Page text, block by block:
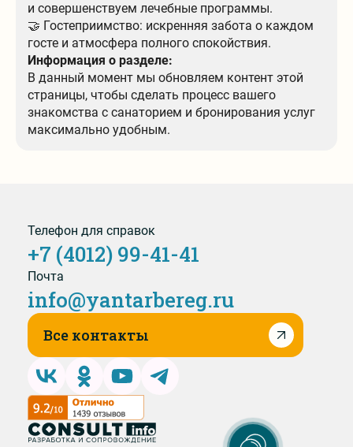
и совершенствуем лечебные программы.
🤝 Гостеприимство: искренняя забота о каждом
госте и атмосфера полного спокойствия.
Информация о разделе:
В данный момент мы обновляем контент этой
страницы, чтобы сделать процесс вашего
знакомства с санаторием и бронирования услуг
максимально удобным.
Телефон для справок
+7 (4012) 99-41-41
Почта
info@yantarbereg.ru
Все контакты